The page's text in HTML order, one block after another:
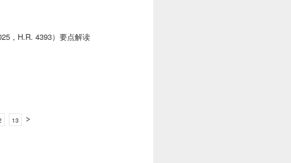
，H.R. 4393）要点解读
13